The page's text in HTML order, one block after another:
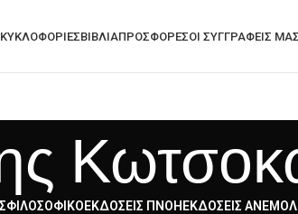
ΒΙΒΛΙΑΠΡΟΣΦΟΡΈΣΟΙ ΣΥΓΓΡΑΦΕΙΣ
ΦΙΛΟΣΟΦΙΚΌΕΚΔΌΣΕΙΣ ΠΝΟΉ ΕΚΔΌΣΕΙΣ